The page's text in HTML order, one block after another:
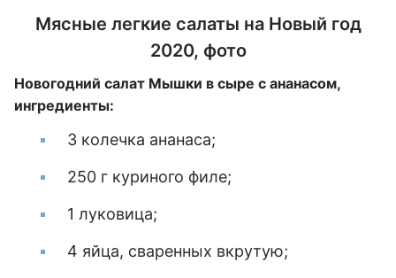
Мясные легкие салаты на Новый год
2020, фото
Новогодний салат Мышки в сыре с ананасом,
ингредиенты:
3 колечка ананаса;
250 г куриного филе;
1 луковица;
4 яйца, сваренных вкрутую;